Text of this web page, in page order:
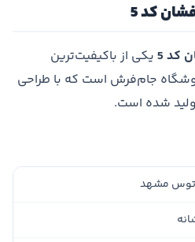
کد 5
5
یکی از باکیفیت‌ترین
جام‌فرش است که با طراحی
شده است.
مشهد